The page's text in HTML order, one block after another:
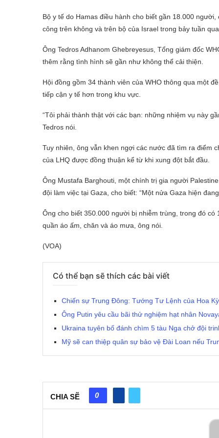
Bộ y tế do Hamas điều hành cho biết gần 18.000
công trên không và trên bộ của Israel trong bảy tuần
Ông Tedros Adhanom Ghebreyesus, Tổng giám đốc
thêm rằng tình hình sẽ gần như không thể cải thiện.
Hội đồng gồm 34 thành viên của WHO thông qua một
tiếp cận y tế hơn trong khu vực.
“Tôi phải thành thật với các bạn: những nhiệm vụ này
Tedros nói.
Tuy nhiên, ông vẫn khen ngợi các nước đã tìm ra điểm
của LHQ được đồng thuận kể từ khi xung đột bắt đầu.
Ông Mustafa Barghouti, một chính trị gia người
đội làm việc tại Gaza, cho biết: “Một nửa Gaza hiện
Ông cho biết 350.000 người bị nhiễm trùng, trong đó
quần áo ấm, chăn và áo mưa, ông nói.
(VOA)
Có thể bạn sẽ thích các bài viết
Chiến sự Trung Đông: Tướng Tư Lệnh của Hoa
Ông Putin yêu cầu bãi thử nghiệm hạt nhân
Ukraina tuyên bố đánh chìm 5 tàu Nga chở đội
Mỹ sẽ can thiệp quân sự bảo vệ Đài Loan nếu
CHIA SẼ 0